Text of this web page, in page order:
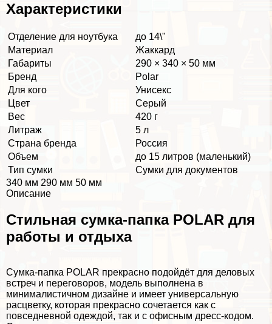
Хаpaктеристики
Отделение для ноутбука
до 14\"
Материал
Жаккард
Габариты
290 × 340 × 50 мм
Бренд
Polar
Для кого
Униceкc
Цвет
Серый
Вес
420 г
Литраж
5 л
Страна бренда
Россия
Объем
до 15 литров (маленький)
Тип сумки
Сумки для документов
340 мм 290 мм 50 мм
Описание
Стильная сумка-папка POLAR для
работы и отдыха
Сумка-папка POLAR прекрасно подойдёт для деловых
встреч и переговоров, модель выполнена в
минималистичном дизайне и имеет универсальную
расцветку, которая прекрасно сочетается как с
повседневной одеждой, так и с офисным дресс-кодом.